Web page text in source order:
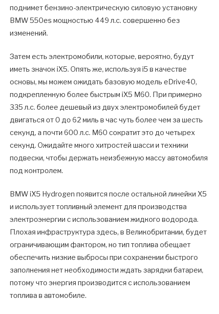
поднимет бензино-электрическую силовую установку
BMW 550es мощностью 449 л.с. совершенно без
изменений.
Затем есть электромобили, которые, вероятно, будут
иметь значок iX5. Опять же, используя i5 в качестве
основы, мы можем ожидать базовую модель eDrive40,
подкрепленную более быстрым iX5 M60. При примерно
335 л.с. более дешевый из двух электромобилей будет
двигаться от 0 до 62 миль в час чуть более чем за шесть
секунд, а почти 600 л.с. M60 сократит это до четырех
секунд. Ожидайте много хитростей шасси и техники
подвески, чтобы держать неизбежную массу автомобиля
под контролем.
BMW iX5 Hydrogen появится после остальной линейки X5
и использует топливный элемент для производства
электроэнергии с использованием жидкого водорода.
Плохая инфраструктура здесь, в Великобритании, будет
ограничивающим фактором, но тип топлива обещает
обеспечить низкие выбросы при сохранении быстрого
заполнения нет необходимости ждать зарядки батареи,
потому что энергия производится с использованием
топлива в автомобиле.